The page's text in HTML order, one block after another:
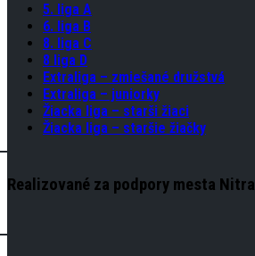
5. liga A
6. liga B
8. liga C
8 liga D
Extraliga – zmiešané družstvá
Extraliga – juniorky
Žiacka liga – starši žiaci
Žiacka liga – staršie žiačky
Realizované za podpory mesta Nitra